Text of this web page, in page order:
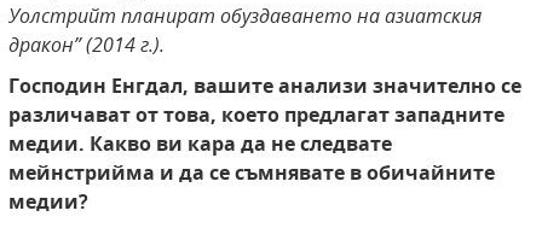
Уолстрийт планират обуздаването на азиатския
дракон” (2014 г.).
Господин Енгдал, вашите анализи значително се
различават от това, което предлагат западните
медии. Какво ви кара да не следвате
мейнстрийма и да се съмнявате в обичайните
медии?